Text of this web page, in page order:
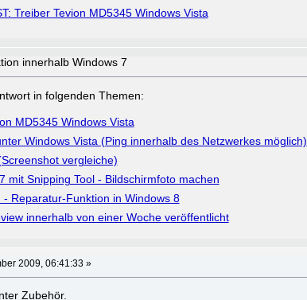
Treiber Tevion MD5345 Windows Vista
innerhalb Windows 7
in folgenden Themen:
MD5345 Windows Vista
Windows Vista (Ping innerhalb des Netzwerkes möglich)
vergleiche)
mit Snipping Tool - Bildschirmfoto machen
Reparatur-Funktion in Windows 8
innerhalb von einer Woche veröffentlicht
2009, 06:41:33 »
Zubehör.